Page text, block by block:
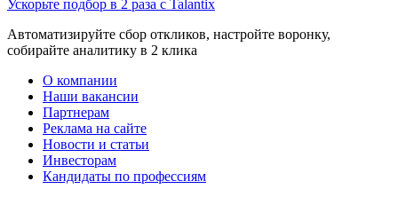
Ускорьте подбор в 2 раза с Talantix
Автоматизируйте сбор откликов, настройте воронку,
собирайте аналитику в 2 клика
О компании
Наши вакансии
Партнерам
Реклама на сайте
Новости и статьи
Инвесторам
Кандидаты по профессиям